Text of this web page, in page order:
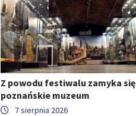
Z powodu festiwalu zamyka się
poznańskie muzeum
7 sierpnia 2026